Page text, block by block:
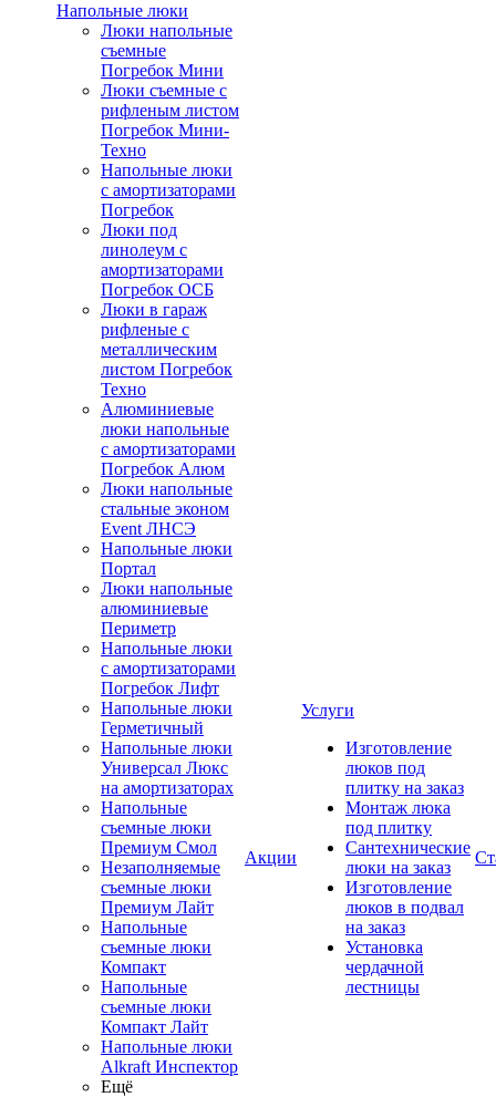
Напольные люки
Люки напольные
съемные
Погребок Мини
Люки съемные с
рифленым листом
Погребок Мини-
Техно
Напольные люки
с амортизаторами
Погребок
Люки под
линолеум с
амортизаторами
Погребок ОСБ
Люки в гараж
рифленые с
металлическим
листом Погребок
Техно
Алюминиевые
люки напольные
с амортизаторами
Погребок Алюм
Люки напольные
стальные эконом
Event ЛНСЭ
Напольные люки
Портал
Люки напольные
алюминиевые
Периметр
Напольные люки
с амортизаторами
Погребок Лифт
Напольные люки
Герметичный
Напольные люки
Универсал Люкс
на амортизаторах
Напольные
съемные люки
Премиум Смол
Незаполняемые
съемные люки
Премиум Лайт
Напольные
съемные люки
Компакт
Напольные
съемные люки
Компакт Лайт
Напольные люки
Alkraft Инспектор
Ещё
Акции
Услуги
Изготовление
люков под
плитку на заказ
Монтаж люка
под плитку
Сантехнические
люки на заказ
Изготовление
люков в подвал
на заказ
Установка
чердачной
лестницы